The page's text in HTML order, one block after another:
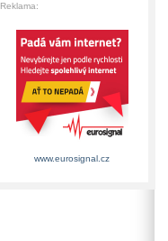
Reklama:
www.eurosignal.cz